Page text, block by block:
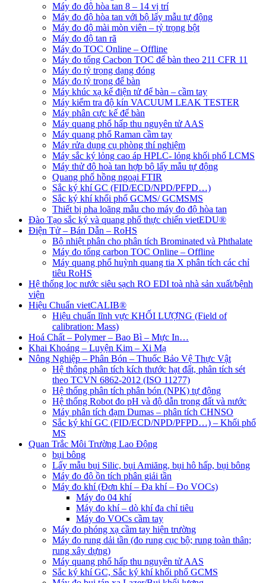
Máy đo độ hòa tan 8 – 14 vị trí
Máy đo độ hòa tan với bộ lấy mẫu tự động
Máy đo độ mài mòn viên – tỷ trọng bột
Máy đo độ tan rã
Máy đo TOC Online – Offline
Máy đo tổng Cacbon TOC để bàn theo 211 CFR 11
Máy đo tỷ trọng dạng đóng
Máy đo tỷ trọng để bàn
Máy khúc xạ kế điện tử để bàn – cầm tay
Máy kiểm tra độ kín VACUUM LEAK TESTER
Máy phân cực kế để bàn
Máy quang phổ hấp thu nguyên tử AAS
Máy quang phổ Raman cầm tay
Máy rửa dụng cụ phòng thí nghiệm
Máy sắc ký lỏng cao áp HPLC- lỏng khối phổ LCMS
Máy thử độ hoà tan hợp bộ lấy mẫu tự động
Quang phổ hồng ngoại FTIR
Sắc ký khí GC (FID/ECD/NPD/PFPD…)
Sắc ký khí khối phổ GCMS/ GCMSMS
Thiết bị pha loãng mẫu cho máy đo độ hòa tan
Đào Tạo sắc ký và quang phổ thực chiến vietEDU®
Điện Tử – Bán Dẫn – RoHS
Bộ nhiệt phân cho phân tích Brominated và Phthalate
Máy đo tổng carbon TOC Online – Offline
Máy quang phổ huỳnh quang tia X phân tích các chỉ
tiêu RoHS
Hệ thống lọc nước siêu sạch RO EDI​​ toà nhà sản xuất/bệnh
viện
Hiệu Chuẩn vietCALIB®
Hiệu chuẩn lĩnh vực KHỐI LƯỢNG (Field of
calibration: Mass)
Hoá Chất – Polymer – Bao Bì – Mực In…
Khai Khoáng – Luyện Kim – Xi Mạ
Nông Nghiệp – Phân Bón – Thuốc Bảo Vệ Thực Vật
Hệ thông phân tích kích thước hạt đất, phân tích sét
theo TCVN 6862-2012 (ISO 11277)
Hệ thống phân tích phân bón (NPK) tự động
Hệ thống Robot đo pH và độ dẫn trong đất và nước
Máy phân tích đạm Dumas – phân tích CHNSO
Sắc ký khí GC (FID/ECD/NPD/PFPD…) – Khối phổ
MS
Quan Trắc Môi Trường Lao Động
bụi bông
Lấy mẫu bụi Silic, bụi Amiăng, bụi hô hấp, bụi bông
Máy đo độ ồn tích phân giải tần
Máy đo khí (Đơn khí – Đa khí – Đo VOCs)
Máy đo 04 khí
Máy đo khí – dò khí đa chỉ tiêu
Máy đo VOCs cầm tay
Máy đo phóng xạ cầm tay hiện trường
Máy đo rung dải tần (đo rung cục bộ; rung toàn thân;
rung xây dựng)
Máy quang phổ hấp thu nguyên tử AAS
Sắc ký khí GC, Sắc ký khí khối phổ GCMS